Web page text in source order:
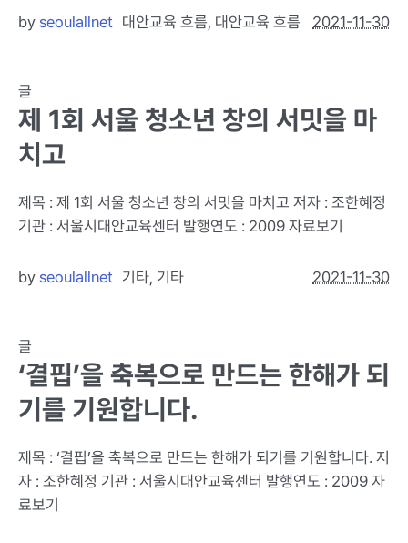
2021-11-30
by seoulallnet 대안교육 흐름, 대안교육 흐름
글
제 1회 서울 청소년 창의 서밋을 마
치고
제목 : 제 1회 서울 청소년 창의 서밋을 마치고 저자 : 조한혜정
기관 : 서울시대안교육센터 발행연도 : 2009 자료보기
2021-11-30
by seoulallnet 기타, 기타
글
‘결핍’을 축복으로 만드는 한해가 되
기를 기원합니다.
제목 : ‘결핍’을 축복으로 만드는 한해가 되기를 기원합니다. 저
자 : 조한혜정 기관 : 서울시대안교육센터 발행연도 : 2009 자
료보기